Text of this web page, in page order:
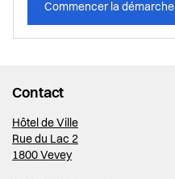
Commencer la démarche
Contact
Hôtel de Ville
Rue du Lac 2
1800 Vevey